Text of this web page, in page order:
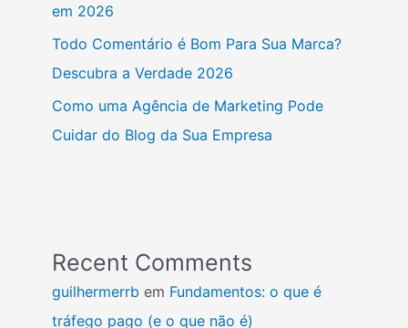
em 2026
Todo Comentário é Bom Para Sua Marca?
Descubra a Verdade 2026
Como uma Agência de Marketing Pode
Cuidar do Blog da Sua Empresa
Recent Comments
guilhermerrb em Fundamentos: o que é
tráfego pago (e o que não é)